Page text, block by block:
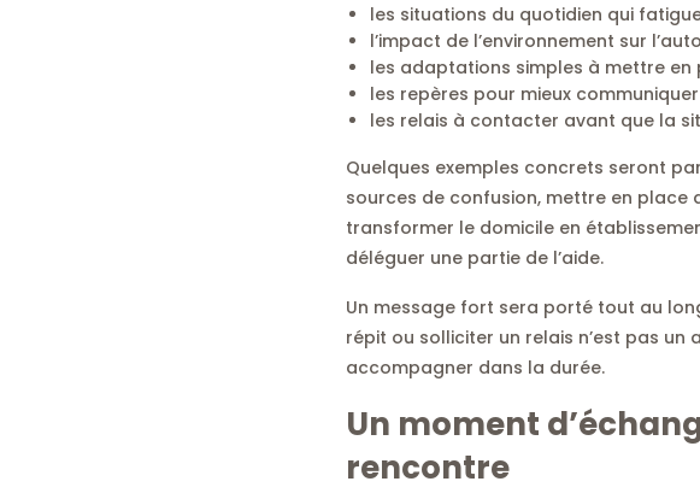
les situations du quotidien qui
l’impact de l’environnement sur
les adaptations simples à mettre en
les repères pour mieux
les relais à contacter avant que la
Quelques exemples concrets seront
sources de confusion, mettre en place
transformer le domicile en
déléguer une partie de l’aide.
Un message fort sera porté tout au
répit ou solliciter un relais n’est pas
accompagner dans la durée.
Un moment
rencontre